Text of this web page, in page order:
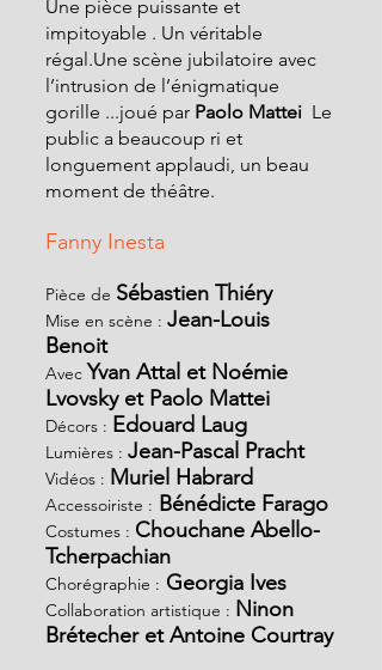
Une pièce puissante et
impitoyable . Un véritable
régal.Une scène jubilatoire avec
l’intrusion de l’énigmatique
gorille ...joué par Paolo Mattei Le
public a beaucoup ri et
longuement applaudi, un beau
moment de théâtre.
Fanny Inesta
Pièce de Sébastien Thiéry
Mise en scène : Jean-Louis
Benoit
Avec Yvan Attal et Noémie
Lvovsky et Paolo Mattei
Décors : Edouard Laug
Lumières : Jean-Pascal Pracht
Vidéos : Muriel Habrard
Accessoiriste : Bénédicte Farago
Costumes : Chouchane Abello-
Tcherpachian
Chorégraphie : Georgia Ives
Collaboration artistique : Ninon
Brétecher et Antoine Courtray